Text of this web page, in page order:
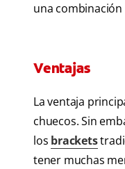
una
Ventajas
La ventaja
chuecos. Sin
los brackets
tener muchas